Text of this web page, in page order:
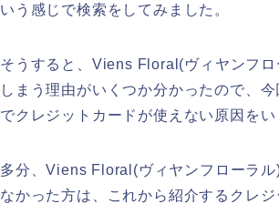
いう感じで検索をしてみました。
そうすると、Viens Floral(ヴィヤンフ
しまう理由がいくつか分かったので、
でクレジットカードが使えない原因を
多分、Viens Floral(ヴィヤンフローラ
なかった方は、これから紹介するクレ